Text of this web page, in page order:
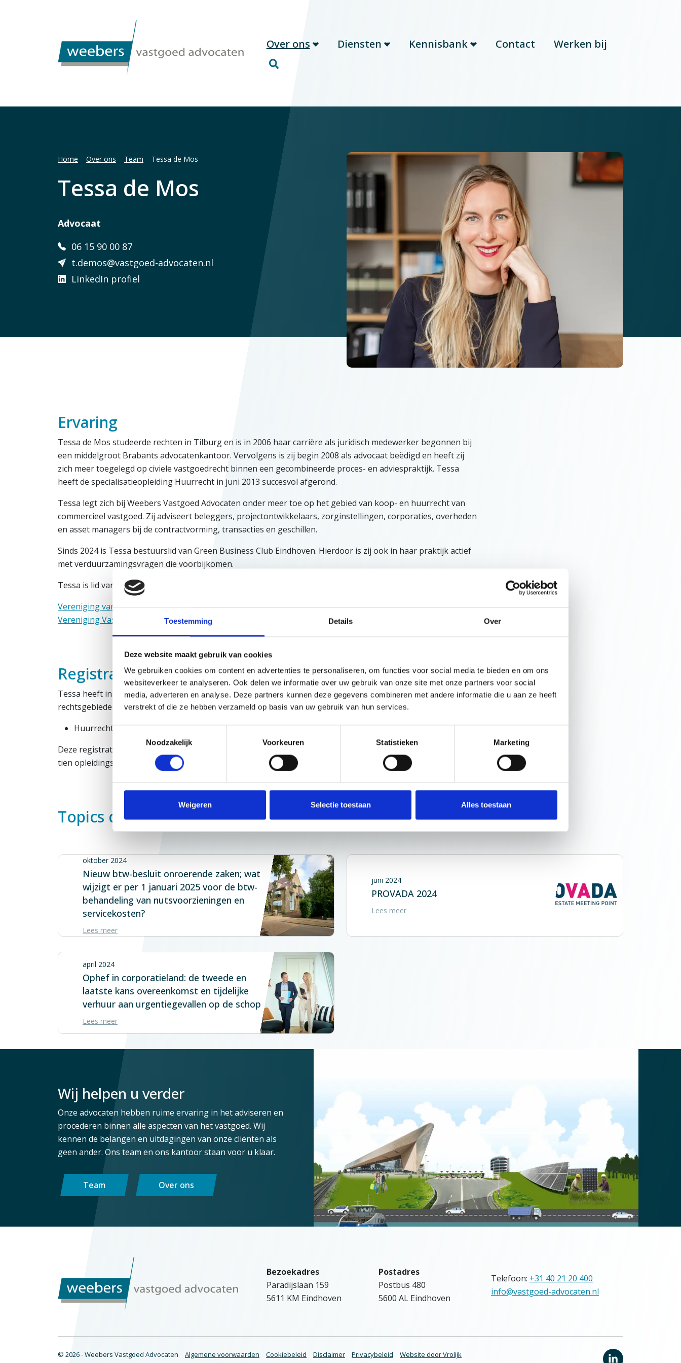
Toestemming Details Over
Deze website maakt gebruik van cookies
We gebruiken cookies om content en advertenties te personaliseren, om functies voor social media te bieden en om ons
websiteverkeer te analyseren. Ook delen we informatie over uw gebruik van onze site met onze partners voor social
media, adverteren en analyse. Deze partners kunnen deze gegevens combineren met andere informatie die u aan ze heeft
verstrekt of die ze hebben verzameld op basis van uw gebruik van hun services.
Toestemmingsselectie
Noodzakelijk
Voorkeuren Statistieken Marketing
Weigeren Selectie toestaan Alles toestaan
Over ons Diensten Kennisbank Contact Werken bij
Home Over ons Team Tessa de Mos
Tessa de Mos
Advocaat
06 15 90 00 87
t.demos@vastgoed-advocaten.nl
LinkedIn profiel
Ervaring
Tessa de Mos studeerde rechten in Tilburg en is in 2006 haar carrière als juridisch medewerker begonnen bij
een middelgroot Brabants advocatenkantoor. Vervolgens is zij begin 2008 als advocaat beëdigd en heeft zij
zich meer toegelegd op civiele vastgoedrecht binnen een gecombineerde proces- en adviespraktijk. Tessa
heeft de specialisatieopleiding Huurrecht in juni 2013 succesvol afgerond.
Tessa legt zich bij Weebers Vastgoed Advocaten onder meer toe op het gebied van koop- en huurrecht van
commercieel vastgoed. Zij adviseert beleggers, projectontwikkelaars, zorginstellingen, corporaties, overheden
en asset managers bij de contractvorming, transacties en geschillen.
Sinds 2024 is Tessa bestuurslid van Green Business Club Eindhoven. Hierdoor is zij ook in haar praktijk actief
met verduurzamingsvragen die voorbijkomen.
Tessa is lid van:
Vereniging van Huurrecht Advocaten
Vereniging Vastgoed Juristen
Registratie
Tessa heeft in het rechtsgebiedenregister van de Nederlandse Orde van Advocaten de volgende
rechtsgebieden geregistreerd:
Huurrecht
Deze registratie verplicht haar elk kalenderjaar volgens de normen van de Nederlandse Orde van Advocaten
tien opleidingspunten te behalen op ieder geregistreerd rechtsgebied.
Topics door Tessa de Mos
oktober 2024
Nieuw btw-besluit onroerende zaken; wat
wijzigt er per 1 januari 2025 voor de btw-
behandeling van nutsvoorzieningen en
servicekosten?
Lees meer
juni 2024
PROVADA 2024
Lees meer
april 2024
Ophef in corporatieland: de tweede en
laatste kans overeenkomst en tijdelijke
verhuur aan urgentiegevallen op de schop
Lees meer
Wij helpen u verder
Onze advocaten hebben ruime ervaring in het adviseren en
procederen binnen alle aspecten van het vastgoed. Wij
kennen de belangen en uitdagingen van onze cliënten als
geen ander. Ons team en ons kantoor staan voor u klaar.
Team Over ons
Bezoekadres
Paradijslaan 159
5611 KM Eindhoven
Postadres
Postbus 480
5600 AL Eindhoven
Telefoon: +31 40 21 20 400
info@vastgoed-advocaten.nl
© 2026 - Weebers Vastgoed Advocaten Algemene voorwaarden Cookiebeleid Disclaimer Privacybeleid Website door Vrolijk